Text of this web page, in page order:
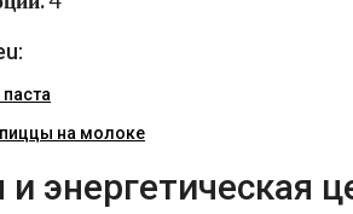
на молоке
энергетическая